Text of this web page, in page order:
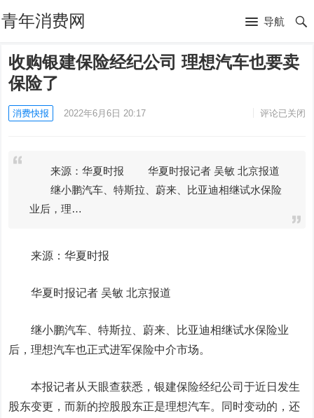
青年消费网 导航
收购银建保险经纪公司 理想汽车也要卖
保险了
消费快报 2022年6月6日 20:17 评论已关闭
来源：华夏时报 华夏时报记者 吴敏 北京报道
继小鹏汽车、特斯拉、蔚来、比亚迪相继试水保险
业后，理…
来源：华夏时报
华夏时报记者 吴敏 北京报道
继小鹏汽车、特斯拉、蔚来、 比亚迪相继试水保险业
后，理想汽车也正式进军保险中介市场。
本报记者从天眼查获悉，银建保险经纪公司于近日发生
股东变更，而新的控股股东正是理想汽车。同时变动的，还